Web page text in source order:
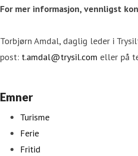
For mer informasjon, vennligst
Torbjørn Amdal, daglig leder i
post: t.amdal@trysil.com eller på
Emner
Turisme
Ferie
Fritid